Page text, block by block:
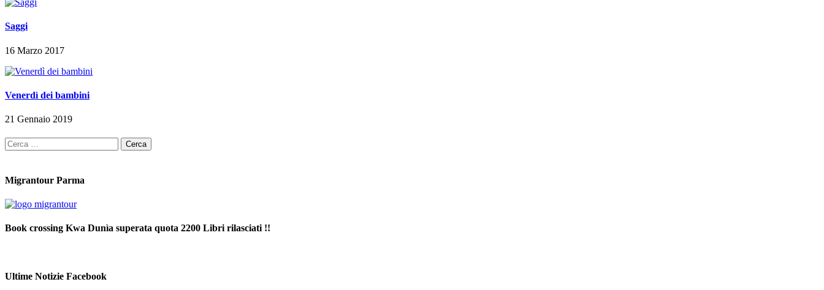
Saggi
16 Marzo 2017
Venerdì dei bambini
21 Gennaio 2019
Ricerca
per:
Migrantour Parma
Book crossing Kwa Dunìa superata quota 2200 Libri rilasciati !!
Ultime Notizie Facebook